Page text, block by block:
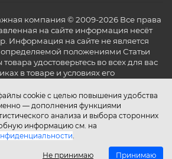
cookie с целью повышения удобства
— дополнения функциями
анализа и выбора сторонних
информацию см. на
.
Не принимаю Принимаю
компания © 2009-2026 Все права
на сайте информация несёт
Информация на сайте не является
положениями Статьи
удостоверьтесь во всех для вас
в товаре и условиях его